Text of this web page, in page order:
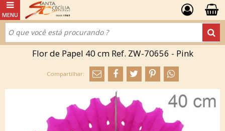
Flor de Papel 40 cm Ref. ZW-70656 - Pink